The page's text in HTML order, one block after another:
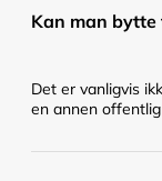
Kan man
Det er vanligvis
en annen